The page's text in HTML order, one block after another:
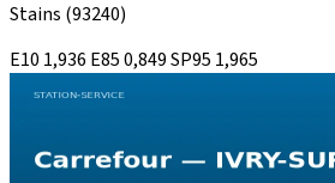
Stains (93240)
E10 1,936 E850,849SP95 1,965